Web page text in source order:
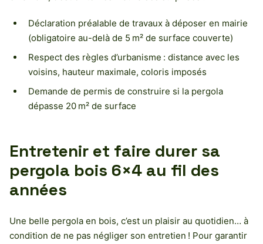
Déclaration préalable de travaux à déposer en mairie
(obligatoire au-delà de 5 m² de surface couverte)
Respect des règles d’urbanisme : distance avec les
voisins, hauteur maximale, coloris imposés
Demande de permis de construire si la pergola
dépasse 20 m² de surface
Entretenir et faire durer sa
pergola bois 6×4 au fil des
années
Une belle pergola en bois, c’est un plaisir au quotidien… à
condition de ne pas négliger son entretien ! Pour garantir